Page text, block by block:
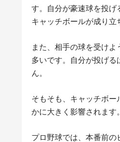
す。自分が豪速球を投げ
キャッチボールが成り立
また、相手の球を受け
多いです。自分が投げ
ん。
そもそも、キャッチボー
かに大きく影響されます。
プロ野球では、本番前の